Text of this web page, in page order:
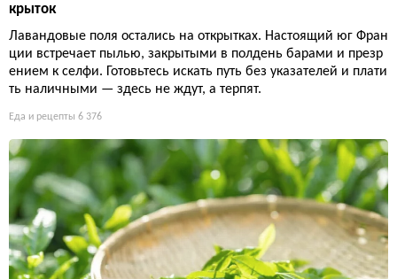
крыток
Лавандовые поля остались на открытках. Настоящий юг Фран
ции встречает пылью, закрытыми в полдень барами и презр
ением к селфи. Готовьтесь искать путь без указателей и плати
ть наличными — здесь не ждут, а терпят.
Еда и рецепты 6 376